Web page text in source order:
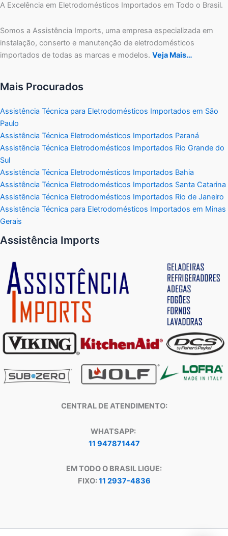
A Excelência em Eletrodomésticos Importados em Todo o Brasil.
Somos a Assistência Imports, uma empresa especializada em
instalação, conserto e manutenção de eletrodomésticos
importados de todas as marcas e modelos. Veja Mais…
Mais Procurados
Assistência Técnica para Eletrodomésticos Importados em São
Paulo
Assistência Técnica Eletrodomésticos Importados Paraná
Assistência Técnica Eletrodomésticos Importados Rio Grande do
Sul
Assistência Técnica Eletrodomésticos Importados Bahia
Assistência Técnica Eletrodomésticos Importados Santa Catarina
Assistência Técnica Eletrodomésticos Importados Rio de Janeiro
Assistência Técnica para Eletrodomésticos Importados em Minas
Gerais
Assistência Imports
CENTRAL DE ATENDIMENTO:
WHATSAPP:
11 947871447
EM TODO O BRASIL LIGUE:
FIXO:11 2937-4836